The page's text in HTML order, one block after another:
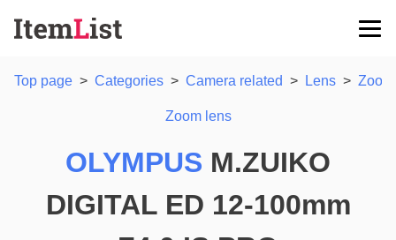
Top page > Categories > Camera related > Lens >
Zoom lens
OLYMPUS M.ZUIKO
DIGITAL ED 12-100mm